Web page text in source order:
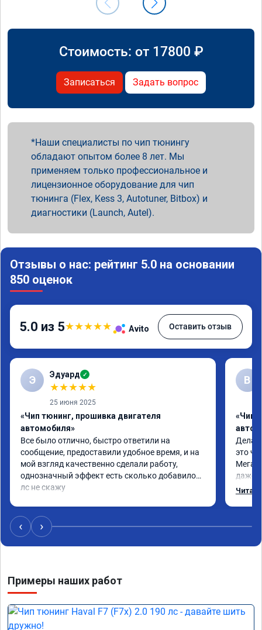
Стоимость: от 17800 ₽
Записаться Задать вопрос
Наши специалисты по чип тюнингу
обладают опытом более 8 лет. Мы
применяем только профессиональное и
лицензионное оборудование для чип
тюнинга (Flex, Kess 3, Autotuner, Bitbox) и
диагностики (Launch, Autel).
Отзывы о нас: рейтинг 5.0 на основании
850 оценок
5.0 из 5★★★★★ Avito Оставить отзыв
Э Эдуард ✓
★★★★★
25 июня 2025
«Чип тюнинг, прошивка двигателя
автомобиля»
Все было отлично, быстро ответили на
сообщение, предоставили удобное время, и на
мой взгляд качественно сделали работу,
однозначный эффект есть сколько добавилось
лс не скажу
В
«Чип
Делал
это
Мега
даже
одно
‹ ›
Примеры наших работ